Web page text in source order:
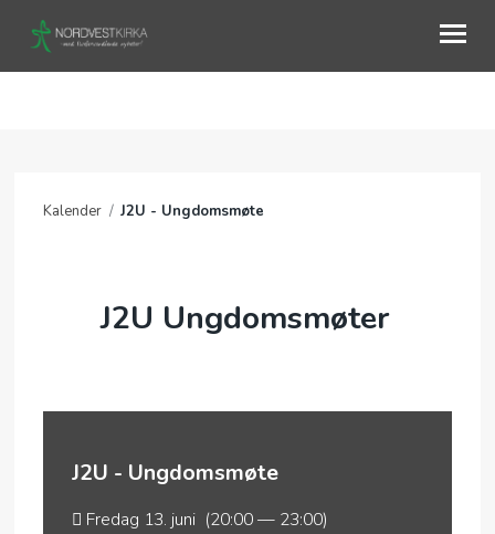
KURS
TALER
Kalender / J2U - Ungdomsmøte
J2U Ungdomsmøter
J2U - Ungdomsmøte
Fredag 13. juni (20:00 — 23:00)